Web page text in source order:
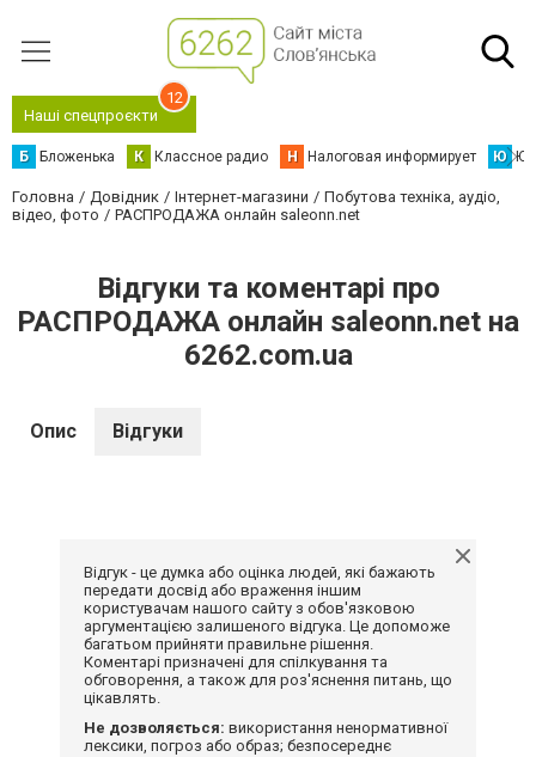
Наші спецпроєкти
12
Б Бложенька К Классное радио Н Налоговая информирует Ю
Головна Довідник Інтернет-магазини
Побутова техніка, аудіо,
відео, фото
РАСПРОДАЖА онлайн saleonn.net
Відгуки та коментарі про
РАСПРОДАЖА онлайн saleonn.net на
6262.com.ua
Опис Відгуки
Відгук - це думка або оцінка людей, які бажають
передати досвід або враження іншим
користувачам нашого сайту з обов'язковою
аргументацією залишеного відгука. Це допоможе
багатьом прийняти правильне рішення.
Коментарі призначені для спілкування та
обговорення, а також для роз'яснення питань, що
цікавлять.
Не дозволяється: використання ненормативної
лексики, погроз або образ; безпосереднє